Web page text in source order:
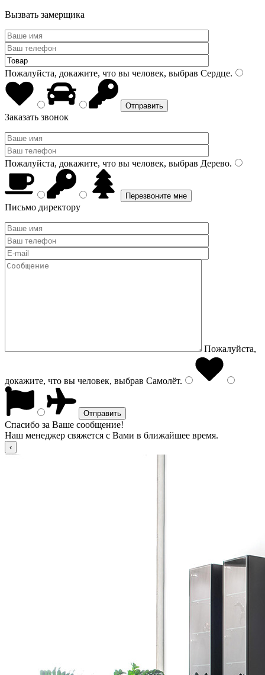
Вызвать замерщика
Пожалуйста, докажите, что вы человек, выбрав Сердце.
Заказать звонок
Пожалуйста, докажите, что вы человек, выбрав Дерево.
Письмо директору
Пожалуйста,
докажите, что вы человек, выбрав Самолёт.
Спасибо за Ваше сообщение!
Наш менеджер свяжется с Вами в ближайшее время.